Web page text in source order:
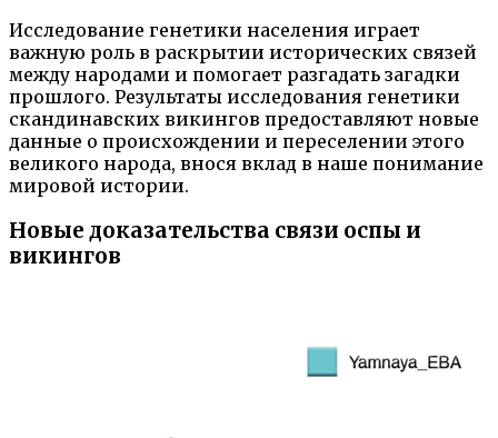
Исследование генетики населения играет
важную роль в раскрытии исторических связей
между народами и помогает разгадать загадки
прошлого. Результаты исследования генетики
скандинавских викингов предоставляют новые
данные о происхождении и переселении этого
великого народа, внося вклад в наше понимание
мировой истории.
Новые доказательства связи оспы и
викингов